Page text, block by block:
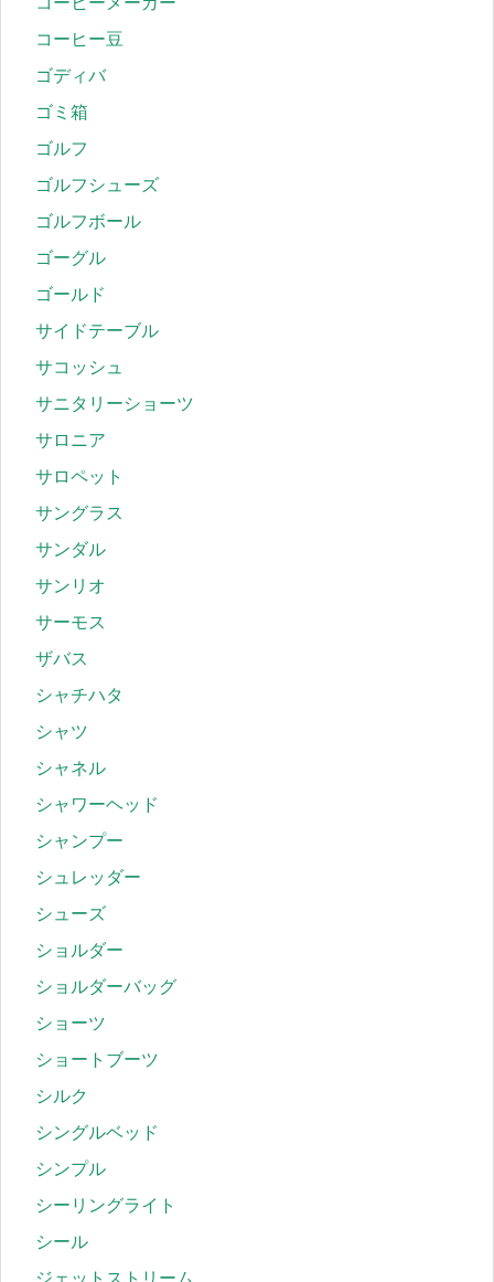
コーヒー豆
ゴディバ
ゴミ箱
ゴルフ
ゴルフシューズ
ゴルフボール
ゴーグル
ゴールド
サイドテーブル
サコッシュ
サニタリーショーツ
サロニア
サロペット
サングラス
サンダル
サンリオ
サーモス
ザバス
シャチハタ
シャツ
シャネル
シャワーヘッド
シャンプー
シュレッダー
シューズ
ショルダー
ショルダーバッグ
ショーツ
ショートブーツ
シルク
シングルベッド
シンプル
シーリングライト
シール
ジェットストリーム